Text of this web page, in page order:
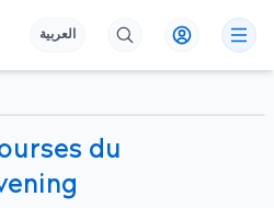
العربية
du